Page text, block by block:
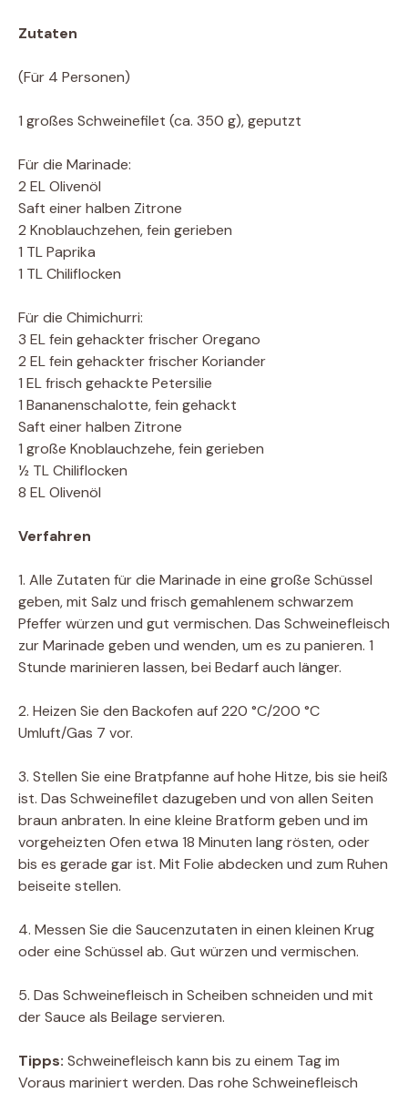
Zutaten
(Für 4 Personen)
1 großes Schweinefilet (ca. 350 g), geputzt
Für die Marinade:
2 EL Olivenöl
Saft einer halben Zitrone
2 Knoblauchzehen, fein gerieben
1 TL Paprika
1 TL Chiliflocken
Für die Chimichurri:
3 EL fein gehackter frischer Oregano
2 EL fein gehackter frischer Koriander
1 EL frisch gehackte Petersilie
1 Bananenschalotte, fein gehackt
Saft einer halben Zitrone
1 große Knoblauchzehe, fein gerieben
½ TL Chiliflocken
8 EL Olivenöl
Verfahren
1. Alle Zutaten für die Marinade in eine große Schüssel
geben, mit Salz und frisch gemahlenem schwarzem
Pfeffer würzen und gut vermischen. Das Schweinefleisch
zur Marinade geben und wenden, um es zu panieren. 1
Stunde marinieren lassen, bei Bedarf auch länger.
2. Heizen Sie den Backofen auf 220 °C/200 °C
Umluft/Gas 7 vor.
3. Stellen Sie eine Bratpfanne auf hohe Hitze, bis sie heiß
ist. Das Schweinefilet dazugeben und von allen Seiten
braun anbraten. In eine kleine Bratform geben und im
vorgeheizten Ofen etwa 18 Minuten lang rösten, oder
bis es gerade gar ist. Mit Folie abdecken und zum Ruhen
beiseite stellen.
4. Messen Sie die Saucenzutaten in einen kleinen Krug
oder eine Schüssel ab. Gut würzen und vermischen.
5. Das Schweinefleisch in Scheiben schneiden und mit
der Sauce als Beilage servieren.
Tipps: Schweinefleisch kann bis zu einem Tag im
Voraus mariniert werden. Das rohe Schweinefleisch